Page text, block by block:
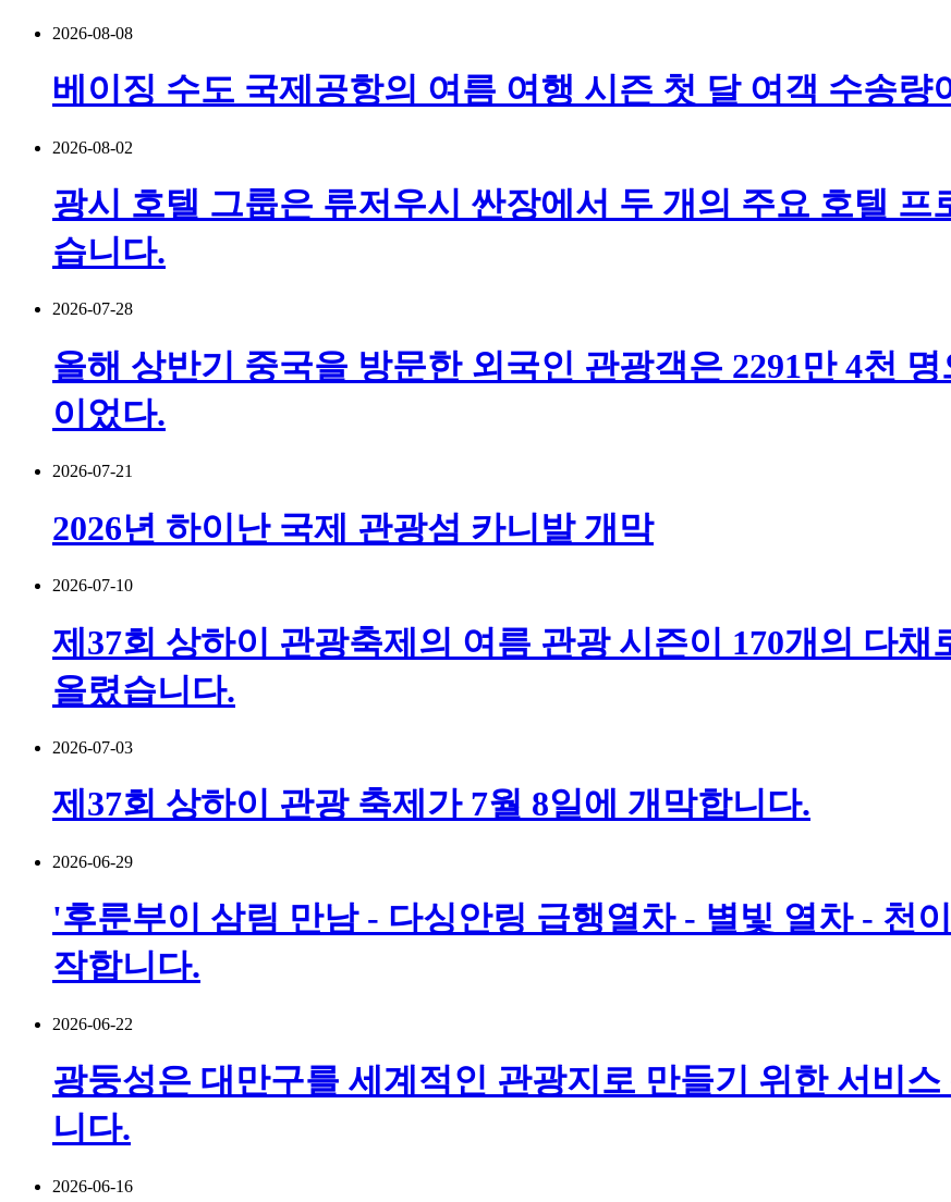
2026-08-08
베이징 수도 국제공항의 여름 여행 시즌 첫 달 여객 수송량
2026-08-02
광시 호텔 그룹은 류저우시 싼장에서 두 개의 주요 호텔
습니다.
2026-07-28
올해 상반기 중국을 방문한 외국인 관광객은 2291만 4천
이었다.
2026-07-21
2026년 하이난 국제 관광섬 카니발 개막
2026-07-10
제37회 상하이 관광축제의 여름 관광 시즌이 170개의 다채
올렸습니다.
2026-07-03
제37회 상하이 관광 축제가 7월 8일에 개막합니다.
2026-06-29
'후룬부이 삼림 만남 - 다싱안링 급행열차 - 별빛 열차 - 천
작합니다.
2026-06-22
광둥성은 대만구를 세계적인 관광지로 만들기 위한 서비
니다.
2026-06-16